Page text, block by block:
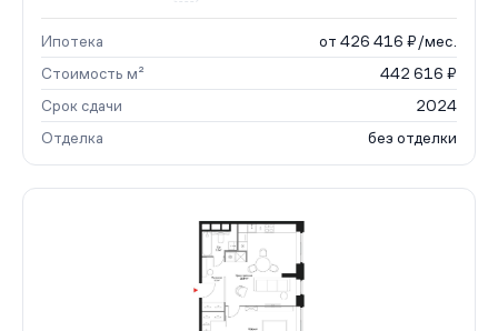
Ипотека
от 426 416 ₽/мес.
Стоимость м²
442 616 ₽
Срок сдачи
2024
Отделка
без отделки